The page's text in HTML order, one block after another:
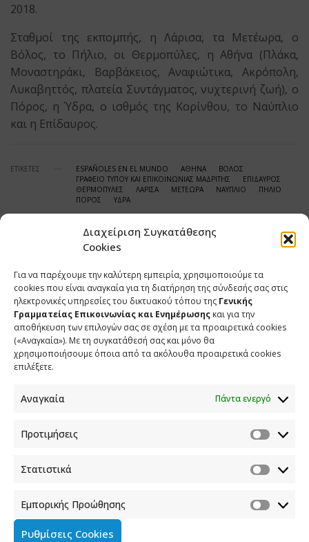
Διαχείριση Συγκατάθεσης
Cookies
Για να παρέχουμε την καλύτερη εμπειρία, χρησιμοποιούμε τα
cookies που είναι αναγκαία για τη διατήρηση της σύνδεσής σας στις
ηλεκτρονικές υπηρεσίες του δικτυακού τόπου της Γενικής
Γραμματείας Επικοινωνίας και Ενημέρωσης και για την
αποθήκευση των επιλογών σας σε σχέση με τα προαιρετικά cookies
(«Αναγκαία»). Με τη συγκατάθεσή σας και μόνο θα
χρησιμοποιήσουμε όποια από τα ακόλουθα προαιρετικά cookies
επιλέξετε.
Αναγκαία Πάντα ενεργό
Προτιμήσεις
Στατιστικά
Εμπορικής Προώθησης
Ρυθμίσεις Cookies
2018.
Σταθμοί της εκπομπής, η Λάρισα, τα Μετέωρα, ο
Βόλος, το Πήλιο, οι Θερμοπύλες, η Αθήνα (Πλάκα,
Μοναστηράκι, Βαρβάκειος, Αναφιώτικα, Ακρόπολη,
Λυκαβηττός, πλατεία Συντάγματος, νυχτερινή ζωή), ο
Πόρος, η Ύδρα, ο ισθμός της Κορίνθου, το Ναύπλιο
και η Επίδαυρος.
ΕΤΙΚΕΤΕΣ ESPAÑOLES EN EL MUNDO ΑΘΗΝΑ
ΒΟΛΟΣ
ΓΡΑΦΕΙΟ ΤΥΠΟΥ ΚΑΙ ΕΠΙΚΟΙΝΩΝΙΑΣ ΜΑΔΡΙΤΗΣ
ΕΠΙΔΑΥΡΟΣ
ΘΕΡΜΟΠΥΛΕΣ
ΛΑΡΙΣΑ ΜΕΤΕΩΡΑ ΝΑΥΠΛΙΟ
ΠΗΛΙΟ
ΠΟΡΟΣ
ΥΔΡΑ
SHARE
ΣΧΕΤΙΚΑ ΑΡΘΡΑ
Κυβερνητικού Εκπροσώπου Παύλου Μαρινάκη